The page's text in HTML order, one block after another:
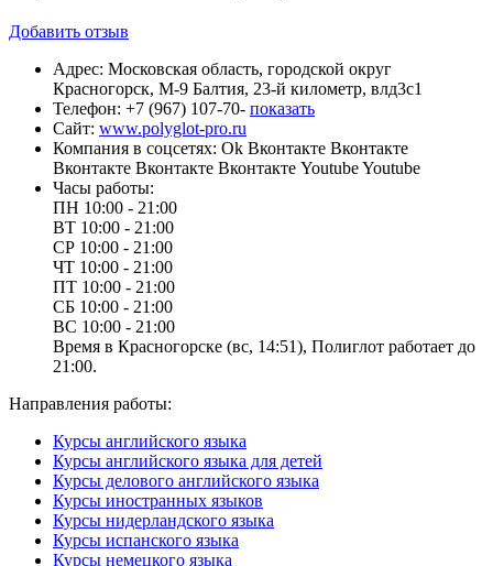
Добавить отзыв
Адрес: Московская область, городской округ
Красногорск, М-9 Балтия, 23-й километр, влд3с1
Телефон: +7 (967) 107-70- показать
Сайт: www.polyglot-pro.ru
Компания в соцсетях: Ok Вконтакте Вконтакте
Вконтакте Вконтакте Вконтакте YoutubeYoutube
Часы работы:
ПН 10:00 - 21:00
ВТ 10:00 - 21:00
СР 10:00 - 21:00
ЧТ 10:00 - 21:00
ПТ 10:00 - 21:00
СБ 10:00 - 21:00
ВС 10:00 - 21:00
Время в Красногорске (вс, 14:51), Полиглот работает до
21:00.
Направления работы:
Курсы английского языка
Курсы английского языка для детей
Курсы делового английского языка
Курсы иностранных языков
Курсы нидерландского языка
Курсы испанского языка
Курсы немецкого языка